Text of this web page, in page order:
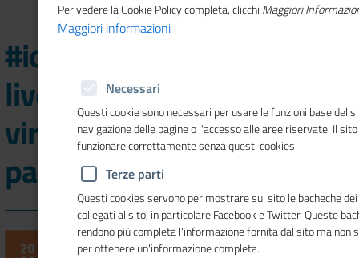
#iopensopositivo, quarto
live show su "La
virtualizzazione dei
pagamenti"
Per vedere la Cookie Policy completa, clicchi Maggiori
Maggiori informazioni
Necessari
Questi cookie sono necessari per usare le funzioni base del
navigazione delle pagine o l'accesso alle aree riservate. Il
funzionare correttamente senza questi cookies.
Terze parti
Questi cookies servono per mostrare sul sito le bacheche
collegati al sito, in particolare Facebook e Twitter. Queste
rendono più completa l'informazione fornita dal sito ma non
per ottenere un'informazione completa.